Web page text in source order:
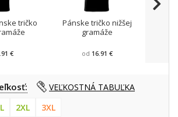
tričko
€
Pánske tričko nižšej
gramáže
od 16.91 €
VEĽKOSTNÁ TABUĽKA
2XL 3XL